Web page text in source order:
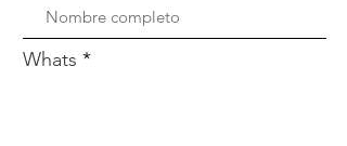
Whats